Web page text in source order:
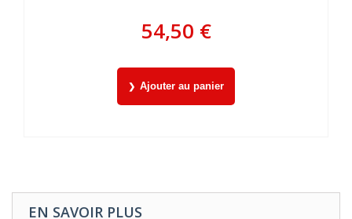
54,50 €
Ajouter au panier
EN SAVOIR PLUS